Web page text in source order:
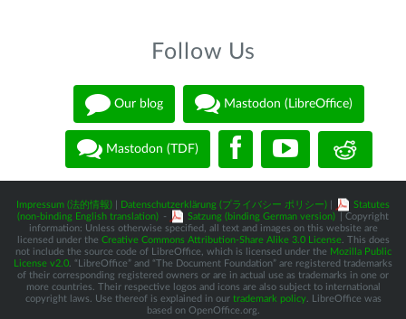
Follow Us
Our blog Mastodon (LibreOffice)
Mastodon (TDF)
Impressum (法的情報) Datenschutzerklärung (プライバシー ポリシー)
Statutes
(non-binding English translation) - Satzung (binding German version)
| Copyright
information: Unless otherwise specified, all text and images on this website are
licensed under the Creative Commons Attribution-Share Alike 3.0 License. This does
not include the source code of LibreOffice, which is licensed under the Mozilla Public
License v2.0 . “LibreOffice” and “The Document Foundation” are registered trademarks
of their corresponding registered owners or are in actual use as trademarks in one or
more countries. Their respective logos and icons are also subject to international
copyright laws. Use thereof is explained in our trademark policy. LibreOffice was
based on OpenOffice.org.